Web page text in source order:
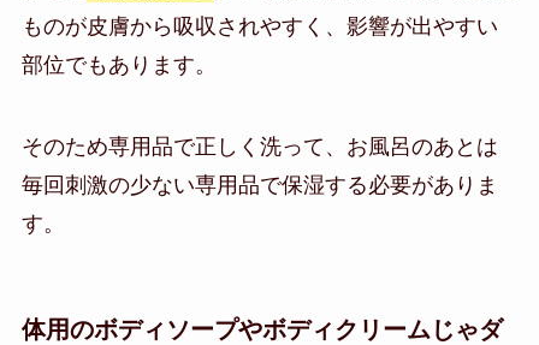
ものが皮膚から吸収されやすく、影響が出やすい
部位でもあります。
そのため専用品で正しく洗って、お風呂のあとは
毎回刺激の少ない専用品で保湿する必要がありま
す。
体用のボディソープやボディクリームじゃダ